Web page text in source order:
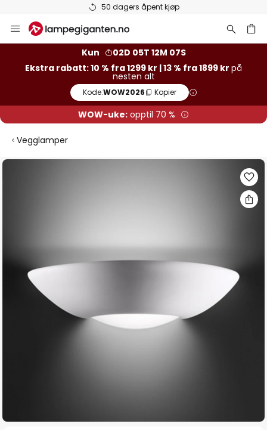
50 dagers åpent kjøp
Hopp
til
Kun
02D 05T 12M 06S
Ekstra rabatt: 10 % fra 1299 kr | 13 % fra 1899 kr på
nesten alt
Kode:WOW2026 Kopier
WOW-uke: opptil 70 %
Vegglamper
Gå